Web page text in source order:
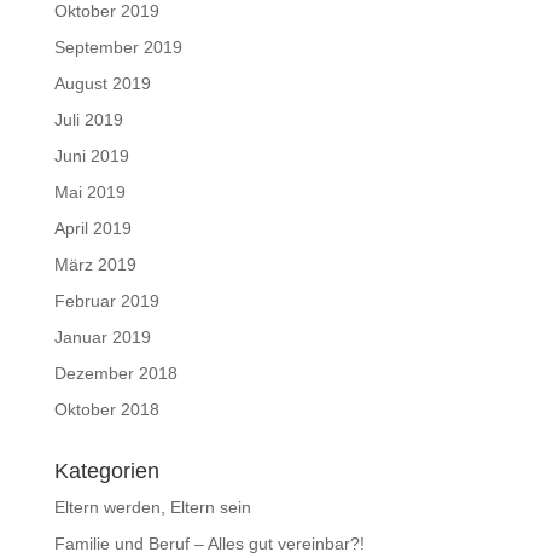
Oktober 2019
September 2019
August 2019
Juli 2019
Juni 2019
Mai 2019
April 2019
März 2019
Februar 2019
Januar 2019
Dezember 2018
Oktober 2018
Kategorien
Eltern werden, Eltern sein
Familie und Beruf – Alles gut vereinbar?!